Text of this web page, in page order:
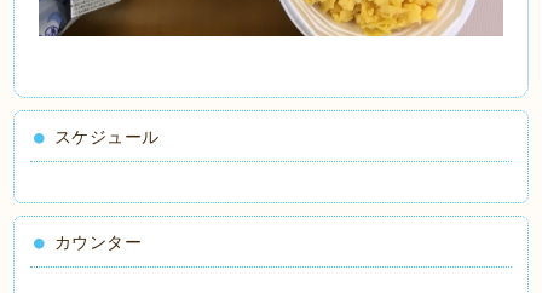
スケジュール
カウンター